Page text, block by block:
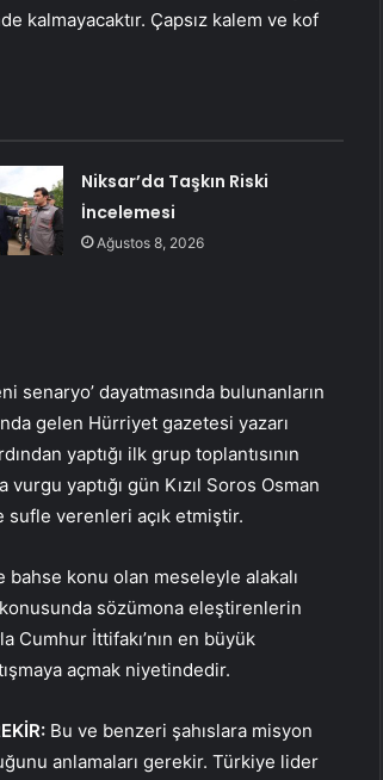
kalmayacaktır. Çapsız kalem ve kof
Niksar’da Taşkın Riski
İncelemesi
Ağustos 8, 2026
senaryo’ dayatmasında bulunanların
gelen Hürriyet gazetesi yazarı
yaptığı ilk grup toplantısının
yaptığı gün Kızıl Soros Osman
sufle verenleri açık etmiştir.
konu olan meseleyle alakalı
konusunda sözümona eleştirenlerin
Cumhur İttifakı’nın en büyük
açmak niyetindedir.
Bu ve benzeri şahıslara misyon
anlamaları gerekir. Türkiye lider